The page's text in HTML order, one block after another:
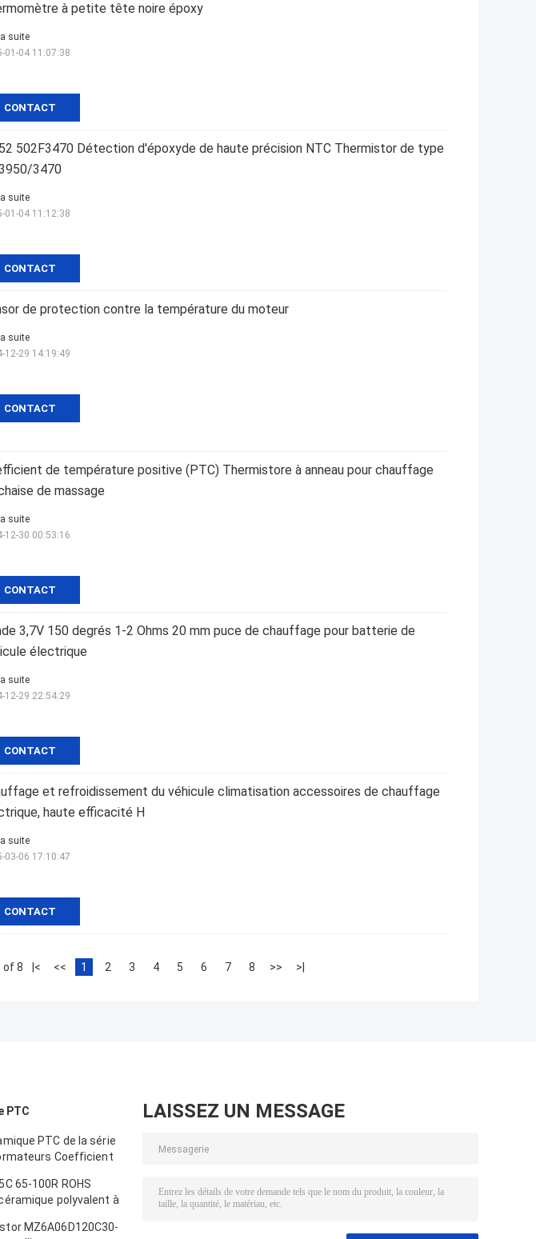
à petite tête noire époxy
CONTACT
suite
01-04 11:07:38
502F3470 Détection d'époxyde de haute précision NTC Thermistor de type
3470
CONTACT
suite
01-04 11:12:38
de protection contre la température du moteur
CONTACT
suite
12-29 14:19:49
de température positive (PTC) Thermistore à anneau pour chauffage
de massage
CONTACT
suite
12-30 00:53:16
3,7V 150 degrés 1-2 Ohms 20 mm puce de chauffage pour batterie de
électrique
CONTACT
suite
12-29 22:54:29
et refroidissement du véhicule climatisation accessoires de chauffage
haute efficacité H
CONTACT
suite
03-06 17:10:47
of 8 |< << 1 2 3 4 5 6 7 8 >> >|
PTC
PTC de la série
Coefficient
le surcourant
65-100R ROHS
polyvalent à
MZ6A06D120C30-
LAISSEZ UN MESSAGE